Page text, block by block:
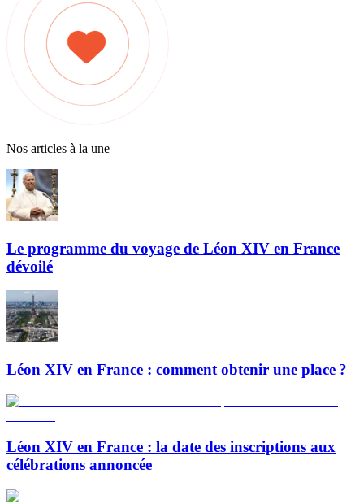
Nos articles à la une
Le programme du voyage de Léon XIV en France
dévoilé
Léon XIV en France : comment obtenir une place ?
Léon XIV en France : la date des inscriptions aux
célébrations annoncée